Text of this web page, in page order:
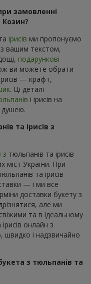
замовленні
Козин?
ірисів ми пропонуємо
з вашим текстом,
подарункові
ви можете обрати
— крафт,
. Ці деталі
і ірисів на
душею.
та ірисів з
з тюльпанів та ірисів
міст України. При
та ірисів
— і ми все
доставки букету з
але ми
та в ідеальному
онлайн з
швидко і надзвичайно
з тюльпанів та